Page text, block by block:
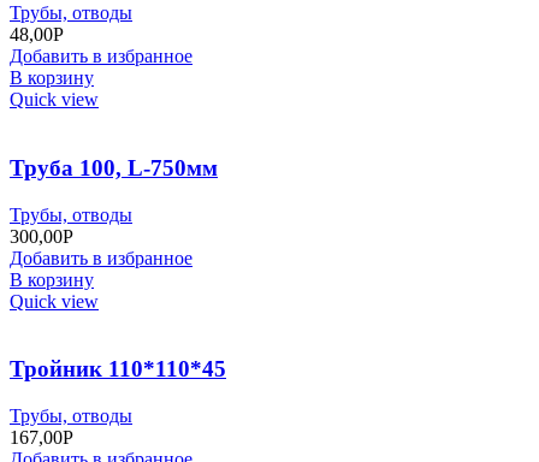
Трубы, отводы
48,00Р
Добавить в избранное
В корзину
Quick view
Труба 100, L-750мм
Трубы, отводы
300,00Р
Добавить в избранное
В корзину
Quick view
Тройник 110*110*45
Трубы, отводы
167,00Р